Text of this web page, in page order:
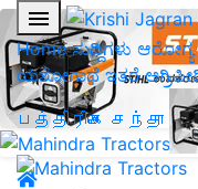
Home ಸುದ್ದಿಗಳು ಆರೋಗ್ಯ
ಯಶೋಗಾಥೆ ಇತರೆ
பத்திரிகை சந்தா